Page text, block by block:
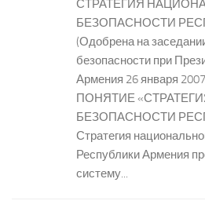
СТРАТЕГИЯ
БЕЗОПАСНОСТИ
(Одобрена на
безопасности при
Армения 26 января
ПОНЯТИЕ
БЕЗОПАСНОСТИ
Стратегия
Республики Армения
систему...